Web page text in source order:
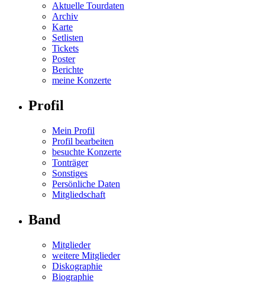
Aktuelle Tourdaten
Archiv
Karte
Setlisten
Tickets
Poster
Berichte
meine Konzerte
Profil
Mein Profil
Profil bearbeiten
besuchte Konzerte
Tonträger
Sonstiges
Persönliche Daten
Mitgliedschaft
Band
Mitglieder
weitere Mitglieder
Diskographie
Biographie